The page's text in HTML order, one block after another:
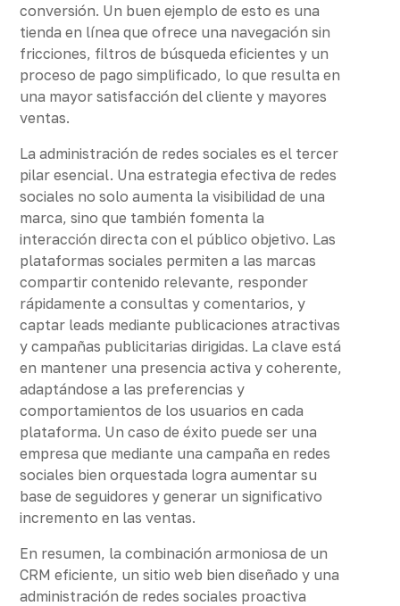
conversión. Un buen ejemplo de esto es una
tienda en línea que ofrece una navegación sin
fricciones, filtros de búsqueda eficientes y un
proceso de pago simplificado, lo que resulta en
una mayor satisfacción del cliente y mayores
ventas.
La administración de redes sociales es el tercer
pilar esencial. Una estrategia efectiva de redes
sociales no solo aumenta la visibilidad de una
marca, sino que también fomenta la
interacción directa con el público objetivo. Las
plataformas sociales permiten a las marcas
compartir contenido relevante, responder
rápidamente a consultas y comentarios, y
captar leads mediante publicaciones atractivas
y campañas publicitarias dirigidas. La clave está
en mantener una presencia activa y coherente,
adaptándose a las preferencias y
comportamientos de los usuarios en cada
plataforma. Un caso de éxito puede ser una
empresa que mediante una campaña en redes
sociales bien orquestada logra aumentar su
base de seguidores y generar un significativo
incremento en las ventas.
En resumen, la combinación armoniosa de un
CRM eficiente, un sitio web bien diseñado y una
administración de redes sociales proactiva